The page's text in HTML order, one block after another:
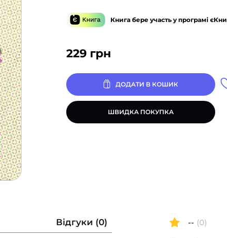
229 грн
Книга бере участь у програмі
ДОДАТИ В КОШИК
ШВИДКА ПОКУПКА
Відгуки (0) -- (0)